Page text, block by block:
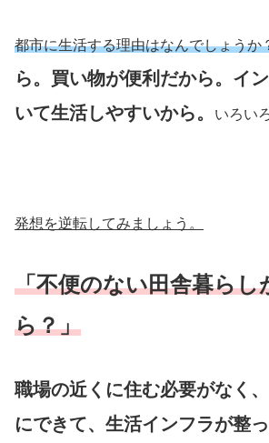
都市に生活する理由はなんでしょうか
ら。買い物が便利だから。イ
いて生活しやすいから。
いろい
発想を逆転してみましょう。
「不便のない田舎暮らし
ら？」
職場の近くに住む必要がなく
にできて、生活インフラが整